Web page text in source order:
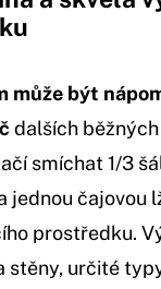
může být
dalších
smíchat 1/3
jednou čajovou
prostředku.
stěny, určité